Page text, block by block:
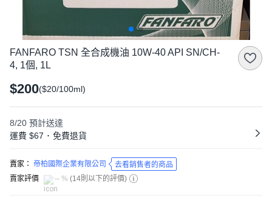
FANFARO TSN 全合成機油 10W-40 API SN/CH-
4, 1個, 1L
$200($20/100ml)
8/20 預計送達
運費 $67 ･ 免費退貨
賣家： 帝柏國際企業有限公司
去看銷售者的商品
賣家評價
-- % (14則以下的評價)